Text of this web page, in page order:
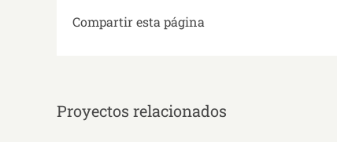
Compartir esta página
Proyectos relacionados